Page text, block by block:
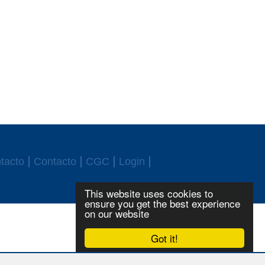
Got it!
This website uses cookies to
ensure you get the best experience
on our website
Contacto CGC Login